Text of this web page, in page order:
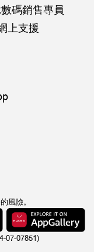
碼銷售專員
上支援
風險。
07-07851)